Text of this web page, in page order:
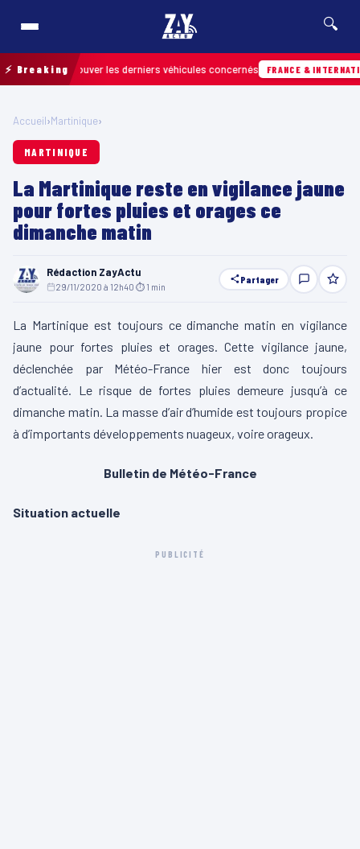
🔍
⚡ Breaking
retrouver les derniers véhicules concernés FRANCE & INTERNATIONALE
Accueil›Martinique›
MARTINIQUE
La Martinique reste en vigilance jaune
pour fortes pluies et orages ce
dimanche matin
Rédaction ZayActu
29/11/2020 à 12h40 ⏱ 1 min
Partager
La Martinique est toujours ce dimanche matin en vigilance
jaune pour fortes pluies et orages. Cette vigilance jaune,
déclenchée par Météo-France hier est donc toujours
d’actualité. Le risque de fortes pluies demeure jusqu’à ce
dimanche matin. La masse d’air d’humide est toujours propice
à d’importants développements nuageux, voire orageux.
Bulletin de Météo-France
Situation actuelle
PUBLICITÉ